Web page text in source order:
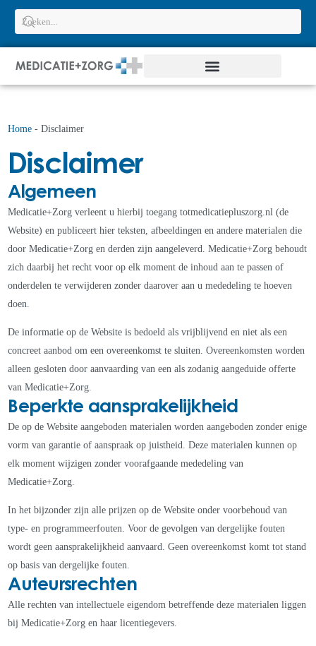
Home -Disclaimer
Disclaimer
Algemeen
Medicatie+Zorg verleent u hierbij toegang totmedicatiepluszorg.nl (de
Website) en publiceert hier teksten, afbeeldingen en andere materialen die
door Medicatie+Zorg en derden zijn aangeleverd. Medicatie+Zorg behoudt
zich daarbij het recht voor op elk moment de inhoud aan te passen of
onderdelen te verwijderen zonder daarover aan u mededeling te hoeven
doen.
De informatie op de Website is bedoeld als vrijblijvend en niet als een
concreet aanbod om een overeenkomst te sluiten. Overeenkomsten worden
alleen gesloten door aanvaarding van een als zodanig aangeduide offerte
van Medicatie+Zorg.
Beperkte aansprakelijkheid
De op de Website aangeboden materialen worden aangeboden zonder enige
vorm van garantie of aanspraak op juistheid. Deze materialen kunnen op
elk moment wijzigen zonder voorafgaande mededeling van
Medicatie+Zorg.
In het bijzonder zijn alle prijzen op de Website onder voorbehoud van
type- en programmeerfouten. Voor de gevolgen van dergelijke fouten
wordt geen aansprakelijkheid aanvaard. Geen overeenkomst komt tot stand
op basis van dergelijke fouten.
Auteursrechten
Alle rechten van intellectuele eigendom betreffende deze materialen liggen
bij Medicatie+Zorg en haar licentiegevers.